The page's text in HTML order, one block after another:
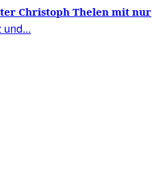
Christoph Thelen mit nur
ohne…?